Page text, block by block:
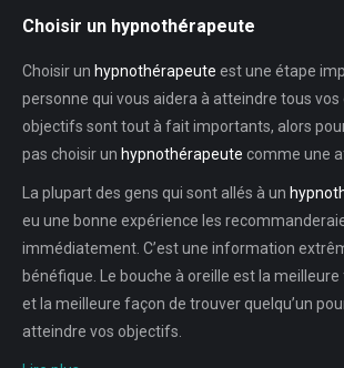
Choisir un hypnothérapeute
Choisir un hypnothérapeute est une étape
personne qui vous aidera à atteindre tous vos
objectifs sont tout à fait importants, alors
pas choisir un hypnothérapeute comme une
La plupart des gens qui sont allés à un
eu une bonne expérience les
immédiatement. C’est une information
bénéfique. Le bouche à oreille est la
et la meilleure façon de trouver quelqu’un
atteindre vos objectifs.